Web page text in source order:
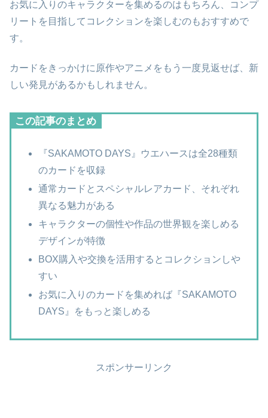
お気に入りのキャラクターを集めるのはもちろん、コンプ
リートを目指してコレクションを楽しむのもおすすめで
す。
カードをきっかけに原作やアニメをもう一度見返せば、新
しい発見があるかもしれません。
この記事のまとめ
『SAKAMOTO DAYS』ウエハースは全28種類
のカードを収録
通常カードとスペシャルレアカード、それぞれ
異なる魅力がある
キャラクターの個性や作品の世界観を楽しめる
デザインが特徴
BOX購入や交換を活用するとコレクションしや
すい
お気に入りのカードを集めれば『SAKAMOTO
DAYS』をもっと楽しめる
スポンサーリンク